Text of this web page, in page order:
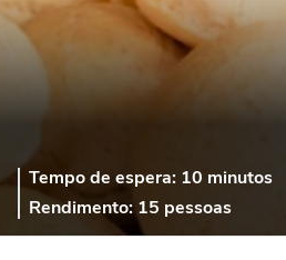
Tempo de espera: 10 minutos
Rendimento: 15 pessoas